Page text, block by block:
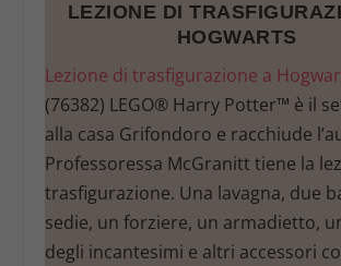
LEZIONE DI
HOGWARTS
Lezione di trasfigurazione a
(76382) LEGO® Harry Potter™ è il
alla casa Grifondoro e racchiude
Professoressa McGranitt tiene la
trasfigurazione. Una lavagna, due
sedie, un forziere, un armadietto,
degli incantesimi e altri accessori